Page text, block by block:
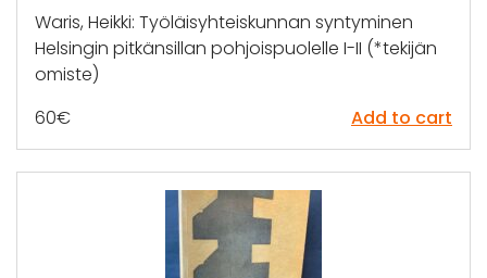
Waris, Heikki: Työläisyhteiskunnan syntyminen
Helsingin pitkänsillan pohjoispuolelle I-II (*tekijän
omiste)
60€ Add to cart